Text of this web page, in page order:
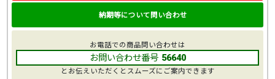
納期等について問い合わせ
お電話での商品問い合わせは
お問い合わせ番号 56640
とお伝えいただくとスムーズにご案内できます